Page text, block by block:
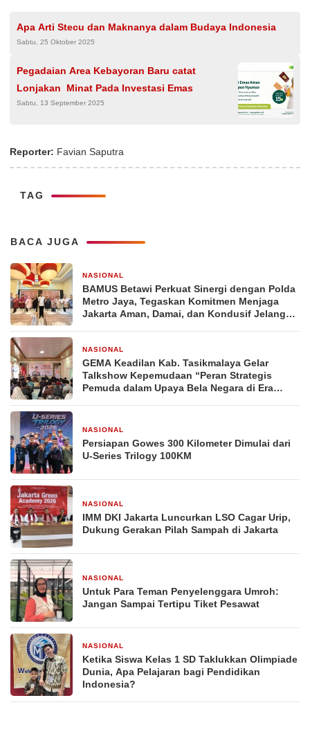
Apa Arti Stecu dan Maknanya dalam Budaya Indonesia
Sabtu, 25 Oktober 2025
Pegadaian Area Kebayoran Baru catat
Lonjakan Minat Pada Investasi Emas
Sabtu, 13 September 2025
Reporter: Favian Saputra
TAG
BACA JUGA
NASIONAL
BAMUS Betawi Perkuat Sinergi dengan Polda
Metro Jaya, Tegaskan Komitmen Menjaga
Jakarta Aman, Damai, dan Kondusif Jelang
NASIONAL
GEMA Keadilan Kab. Tasikmalaya Gelar
Talkshow Kepemudaan “Peran Strategis
Pemuda dalam Upaya Bela Negara di Era
NASIONAL
Persiapan Gowes 300 Kilometer Dimulai dari
U-Series Trilogy 100KM
NASIONAL
IMM DKI Jakarta Luncurkan LSO Cagar Urip,
Dukung Gerakan Pilah Sampah di Jakarta
NASIONAL
Untuk Para Teman Penyelenggara Umroh:
Jangan Sampai Tertipu Tiket Pesawat
NASIONAL
Ketika Siswa Kelas 1 SD Taklukkan Olimpiade
Dunia, Apa Pelajaran bagi Pendidikan
Indonesia?